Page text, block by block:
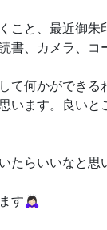
こと、最近御
書、カメラ、コ
て何かができ
います。良い
たらいいなと思
🙇🏻‍♀️